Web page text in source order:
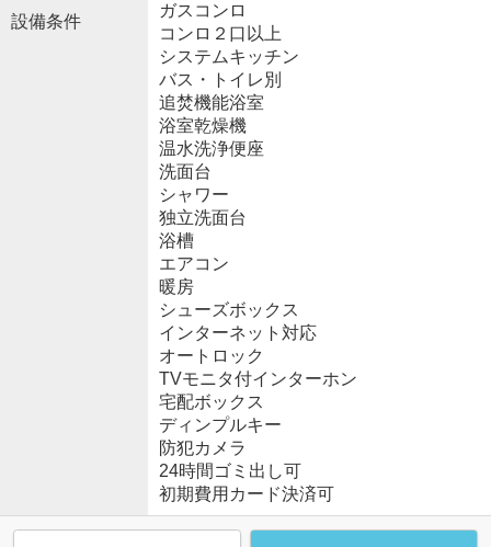
設備条件
ガスコンロ
コンロ２口以上
システムキッチン
バス・トイレ別
追焚機能浴室
浴室乾燥機
温水洗浄便座
洗面台
シャワー
独立洗面台
浴槽
エアコン
暖房
シューズボックス
インターネット対応
オートロック
TVモニタ付インターホン
宅配ボックス
ディンプルキー
防犯カメラ
24時間ゴミ出し可
初期費用カード決済可